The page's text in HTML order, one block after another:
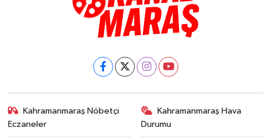
Kahramanmaraş Nöbetçi
Eczaneler
Kahramanmaraş Hava
Durumu